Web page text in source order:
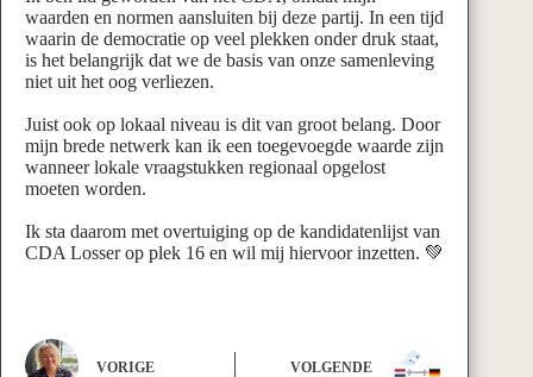
waarden en normen aansluiten bij deze partij. In een tijd
waarin de democratie op veel plekken onder druk staat,
is het belangrijk dat we de basis van onze samenleving
niet uit het oog verliezen.
Juist ook op lokaal niveau is dit van groot belang. Door
mijn brede netwerk kan ik een toegevoegde waarde zijn
wanneer lokale vraagstukken regionaal opgelost
moeten worden.
Ik sta daarom met overtuiging op de kandidatenlijst van
CDA Losser op plek 16 en wil mij hiervoor inzetten. 💚
VORIGE VOLGENDE